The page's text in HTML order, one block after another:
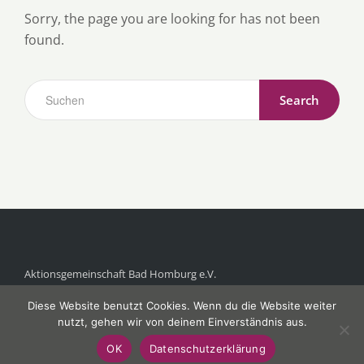
Sorry, the page you are looking for has not been
found.
Search
Aktionsgemeinschaft Bad Homburg e.V.
61281 Bad Homburg v.d.Höhe
Diese Website benutzt Cookies. Wenn du die Website weiter
nutzt, gehen wir von deinem Einverständnis aus.
OK Datenschutzerklärung